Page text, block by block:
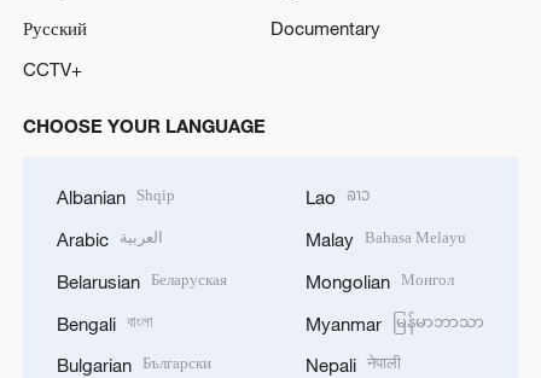
Русский
Documentary
CCTV+
CHOOSE YOUR LANGUAGE
Albanian Shqip
Arabic العربية
Belarusian Беларуская
Bengali বাংলা
Bulgarian Български
Lao ລາວ
Malay Bahasa Melayu
Mongolian Монгол
Myanmar မြန်မာဘာသာ
Nepali नेपाली